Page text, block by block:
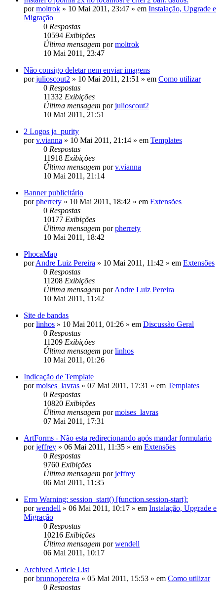
pormoltrok » 10 Mai 2011, 23:47 » em Instalação, Upgrade e
Migração
0 Respostas
10594 Exibições
Última mensagem pormoltrok
10 Mai 2011, 23:47
Não consigo deletar nem enviar imagens
porjulioscout2 » 10 Mai 2011, 21:51 » em Como utilizar
0 Respostas
11332 Exibições
Última mensagem porjulioscout2
10 Mai 2011, 21:51
2 Logos ja_purity
porv.vianna » 10 Mai 2011, 21:14 » em Templates
0 Respostas
11918 Exibições
Última mensagem porv.vianna
10 Mai 2011, 21:14
Banner publicitário
porpherrety » 10 Mai 2011, 18:42 » em Extensões
0 Respostas
10177 Exibições
Última mensagem porpherrety
10 Mai 2011, 18:42
PhocaMap
porAndre Luiz Pereira » 10 Mai 2011, 11:42 » em Extensões
0 Respostas
11208 Exibições
Última mensagem porAndre Luiz Pereira
10 Mai 2011, 11:42
Site de bandas
porlinhos » 10 Mai 2011, 01:26 » em Discussão Geral
0 Respostas
11209 Exibições
Última mensagem porlinhos
10 Mai 2011, 01:26
Indicação de Template
pormoises_lavras » 07 Mai 2011, 17:31 » em Templates
0 Respostas
10820 Exibições
Última mensagem pormoises_lavras
07 Mai 2011, 17:31
ArtForms - Não esta redirecionando após mandar formulario
porjeffrey » 06 Mai 2011, 11:35 » em Extensões
0 Respostas
9760 Exibições
Última mensagem porjeffrey
06 Mai 2011, 11:35
Erro Warning: session_start() [function.session-start]:
porwendell » 06 Mai 2011, 10:17 » em Instalação, Upgrade e
Migração
0 Respostas
10216 Exibições
Última mensagem porwendell
06 Mai 2011, 10:17
Archived Article List
porbrunnopereira » 05 Mai 2011, 15:53 » em Como utilizar
0 Respostas